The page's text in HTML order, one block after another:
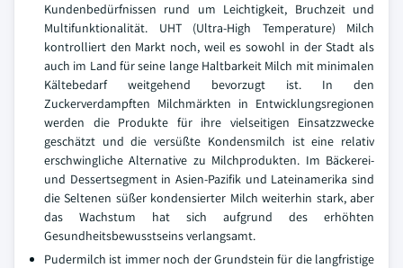
Kundenbedürfnissen rund um Leichtigkeit, Bruchzeit und
Multifunktionalität. UHT (Ultra-High Temperature) Milch
kontrolliert den Markt noch, weil es sowohl in der Stadt als
auch im Land für seine lange Haltbarkeit Milch mit minimalen
Kältebedarf weitgehend bevorzugt ist. In den
Zuckerverdampften Milchmärkten in Entwicklungsregionen
werden die Produkte für ihre vielseitigen Einsatzzwecke
geschätzt und die versüßte Kondensmilch ist eine relativ
erschwingliche Alternative zu Milchprodukten. Im Bäckerei-
und Dessertsegment in Asien-Pazifik und Lateinamerika sind
die Seltenen süßer kondensierter Milch weiterhin stark, aber
das Wachstum hat sich aufgrund des erhöhten
Gesundheitsbewusstseins verlangsamt.
Pudermilch ist immer noch der Grundstein für die langfristige